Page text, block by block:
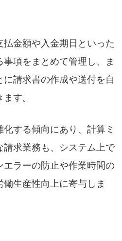
金額や入金期日といった
項をまとめて管理し、ま
請求書の作成や送付を自
す。
する傾向にあり、計算ミ
請求業務も、システム上で
エラーの防止や作業時間の
生産性向上に寄与しま